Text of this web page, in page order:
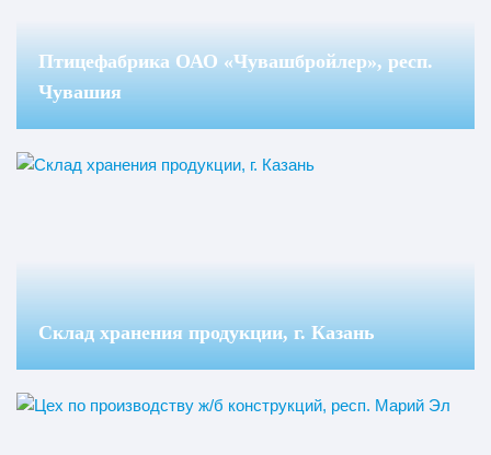
Птицефабрика ОАО «Чувашбройлер», респ.
Чувашия
Склад хранения продукции, г. Казань